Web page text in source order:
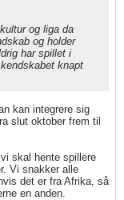
og liga da
og holder
har spillet i
knapt
kan integrere sig
slut oktober frem til
skal hente spillere
Vi snakker alle
det er fra Afrika, så
en anden.